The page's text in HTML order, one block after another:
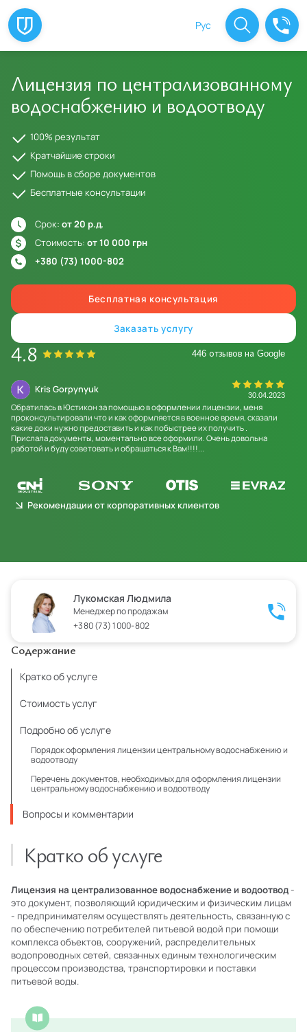
Рус
Лицензия по централизованному
водоснабжению и водоотводу
100% результат
Кратчайшие строки
Помощь в сборе документов
Бесплатные консультации
Срок:от 20 р.д.
Стоимость:от 10 000 грн
+380 (73) 1000-802
Бесплатная консультация
Заказать услугу
4.8 446 отзывов на Google
Kris Gorpynyuk
30.04.2023
Обратилась в Юстикон за помощью в оформлении лицензии, меня
проконсультировали что и как оформляется в военное время, сказали
какие доки нужно предоставить и как побыстрее их получить .
Прислала документы, моментально все оформили. Очень довольна
работой и буду советовать и обращаться к Вам!!!!...
Рекомендации от корпоративных клиентов
Кратко об услуге
Лицензия на централизованное водоснабжение и водоотвод -
это документ, позволяющий юридическим и физическим лицам
- предпринимателям осуществлять деятельность, связанную с
по обеспечению потребителей питьевой водой при помощи
комплекса объектов, сооружений, распределительных
водопроводных сетей, связанных единым технологическим
процессом производства, транспортировки и поставки
питьевой воды.
Лукомская Людмила
Менеджер по продажам
+380 (73) 1000-802
Содержание
Кратко об услуге
Стоимость услуг
Подробно об услуге
Порядок оформления лицензии центральному водоснабжению и
водоотводу
Перечень документов, необходимых для оформления лицензии
центральному водоснабжению и водоотводу
Вопросы и комментарии